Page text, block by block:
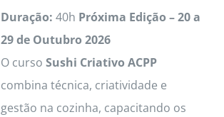
be
chosen
on
the
product
Duração: 40h Próxima Edição – 20 a
29 de Outubro 2026
O curso Sushi Criativo ACPP
combina técnica, criatividade e
gestão na cozinha, capacitando os